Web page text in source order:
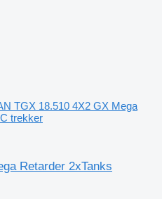
TGX 18.510 4X2 GX Mega
trekker
Retarder 2xTanks